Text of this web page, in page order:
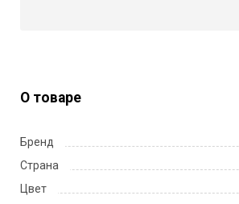
О товаре
Бренд
Страна
Цвет